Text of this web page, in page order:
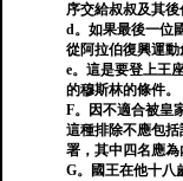
序交給叔叔及其後
d。如果最後一位
從阿拉伯復興運動
e。這是要登上王
的穆斯林的條件。
F。因不適合被皇
這種排除不應包
署，其中四名應為
G。國王在他十八